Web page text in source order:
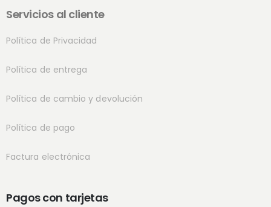
Servicios al cliente
Política de Privacidad
Política de entrega
Política de cambio y devolución
Política de pago
Factura electrónica
Pagos con tarjetas